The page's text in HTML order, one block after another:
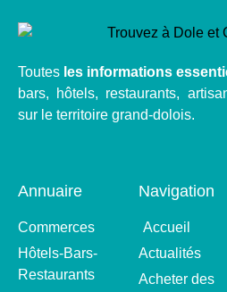
Toutes les informations
bars, hôtels, restaurants,
sur le territoire grand-dolois.
Annuaire
Commerces
Hôtels-Bars-
Restaurants
Navigation
Accueil
Actualités
Acheter des